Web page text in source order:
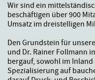
Wir sind ein
beschäftigen über 900
Umsatz im dreistelligen
Den Grundstein für
und Dr. Rainer Follmann
bergauf, sowohl im
Spezialisierung auf